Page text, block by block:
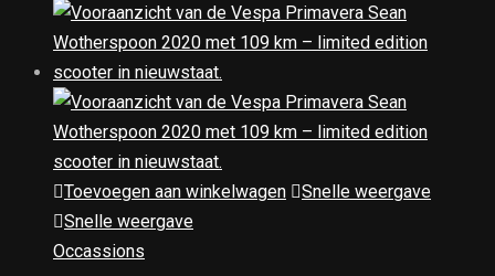
Toevoegen aan winkelwagen
Snelle weergave
Snelle weergave
Occassions